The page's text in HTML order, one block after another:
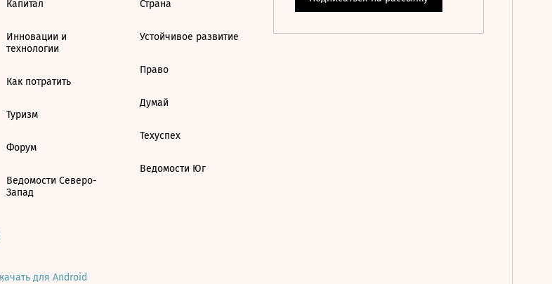
Капитал
Инновации и
технологии
Как потратить
Туризм
Форум
Ведомости Северо-
Запад
Страна
Устойчивое развитие
Право
Думай
Техуспех
Ведомости Юг
для Android